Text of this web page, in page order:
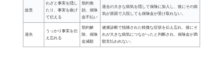
故意
わざと事実を隠し
たり、事実を曲げ
て伝える
契約無
効、保険
金不払い
過去の大きな病気を隠して保険に加入し、後にその病
気が原因で入院しても保険金が受け取れない。
過失
うっかり事実を伝
え忘れる
契約解
除、保険
金減額
健康診断で指摘された軽微な症状を伝え忘れ、後にそ
れが大きな病気につながったと判断され、保険金が満
額支払われない。